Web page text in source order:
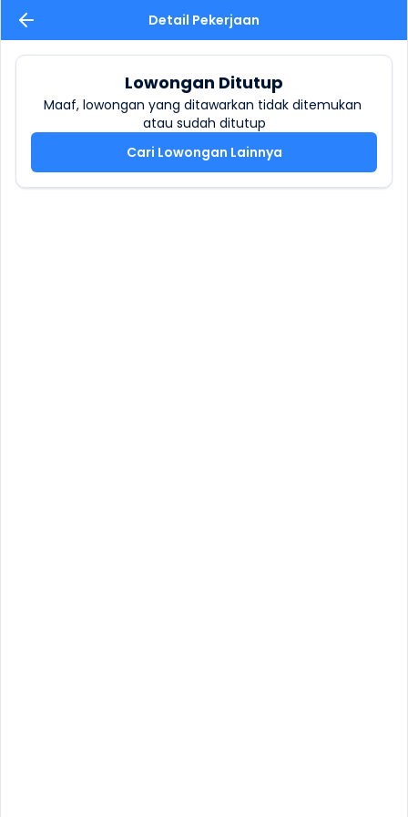
Detail Pekerjaan
Lowongan Ditutup
Maaf, lowongan yang ditawarkan tidak ditemukan
atau sudah ditutup
Cari Lowongan Lainnya